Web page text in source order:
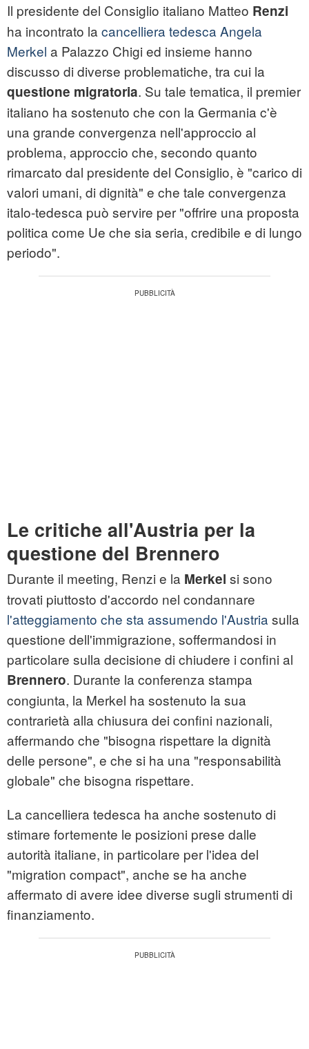
Il presidente del Consiglio italiano Matteo Renzi
ha incontrato la cancelliera tedesca Angela
Merkel a Palazzo Chigi ed insieme hanno
discusso di diverse problematiche, tra cui la
questione migratoria. Su tale tematica, il premier
italiano ha sostenuto che con la Germania c'è
una grande convergenza nell'approccio al
problema, approccio che, secondo quanto
rimarcato dal presidente del Consiglio, è "carico di
valori umani, di dignità" e che tale convergenza
italo-tedesca può servire per "offrire una proposta
politica come Ue che sia seria, credibile e di lungo
periodo".
Le critiche all'Austria per la
questione del Brennero
Durante il meeting, Renzi e la Merkel si sono
trovati piuttosto d'accordo nel condannare
l'atteggiamento che sta assumendo l'Austria sulla
questione dell'immigrazione, soffermandosi in
particolare sulla decisione di chiudere i confini al
Brennero. Durante la conferenza stampa
congiunta, la Merkel ha sostenuto la sua
contrarietà alla chiusura dei confini nazionali,
affermando che "bisogna rispettare la dignità
delle persone", e che si ha una "responsabilità
globale" che bisogna rispettare.
La cancelliera tedesca ha anche sostenuto di
stimare fortemente le posizioni prese dalle
autorità italiane, in particolare per l'idea del
"migration compact", anche se ha anche
affermato di avere idee diverse sugli strumenti di
finanziamento.